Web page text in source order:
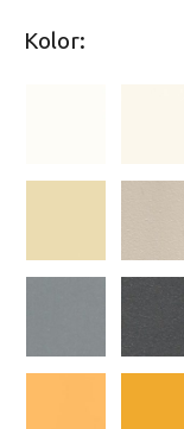
Kolor: